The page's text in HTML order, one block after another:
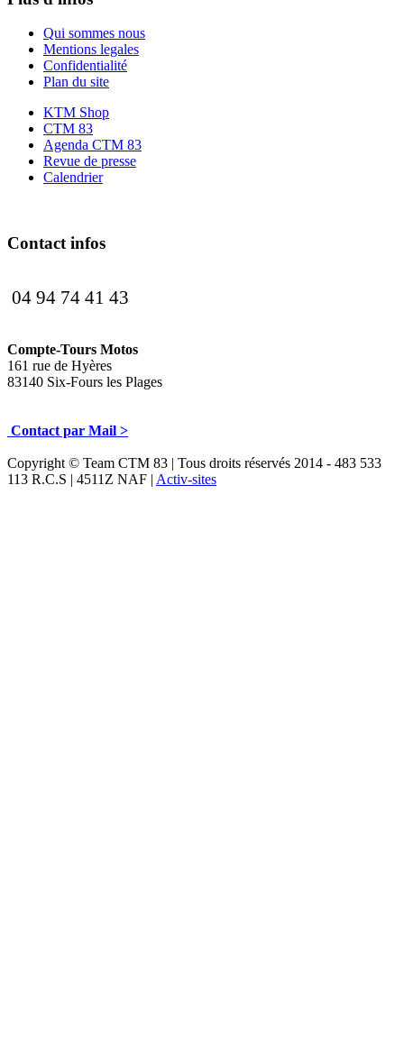
Qui sommes nous
Mentions legales
Confidentialité
Plan du site
KTM Shop
CTM 83
Agenda CTM 83
Revue de presse
Calendrier
Contact infos
04 94 74 41 43
Compte-Tours Motos
161 rue de Hyères
83140 Six-Fours les Plages
Contact par Mail >
Copyright © Team CTM 83 | Tous droits réservés 2014 - 483 533
113 R.C.S | 4511Z NAF | Activ-sites